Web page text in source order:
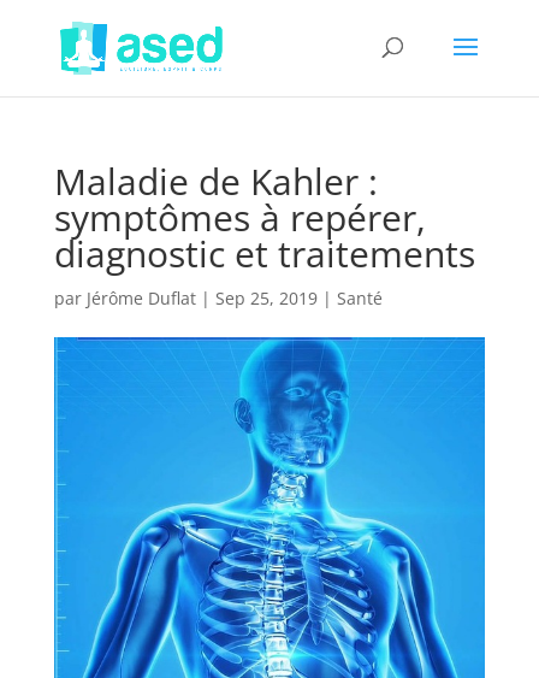
Maladie de Kahler :
symptômes à repérer,
diagnostic et traitements
par Jérôme Duflat| Sep 25, 2019| Santé